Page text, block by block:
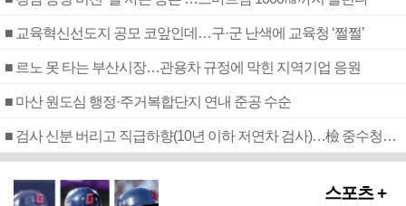
■ 교육혁신선도지 공모 코앞인데…구·군 난색에 교육청 ‘쩔쩔’
■ 르노 못 타는 부산시장…관용차 규정에 막힌 지역기업 응원
■ 마산 원도심 행정·주거복합단지 연내 준공 수순
■ 검사 신분 버리고 직급하향(10년 이하 저연차 검사)…檢 중수청행 기피
스포츠 +